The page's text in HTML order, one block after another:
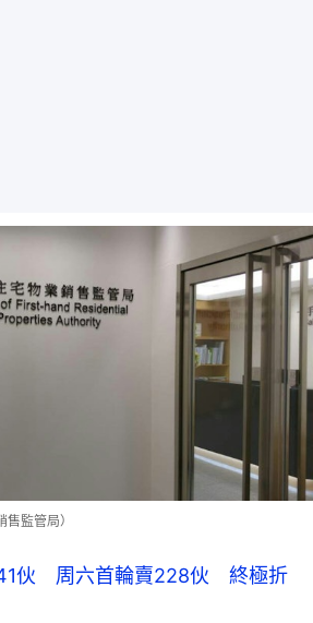
監管局）
伙 周六首輪賣228伙 終極折